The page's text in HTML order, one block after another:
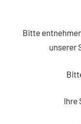
Bitte
unserer
Ihre